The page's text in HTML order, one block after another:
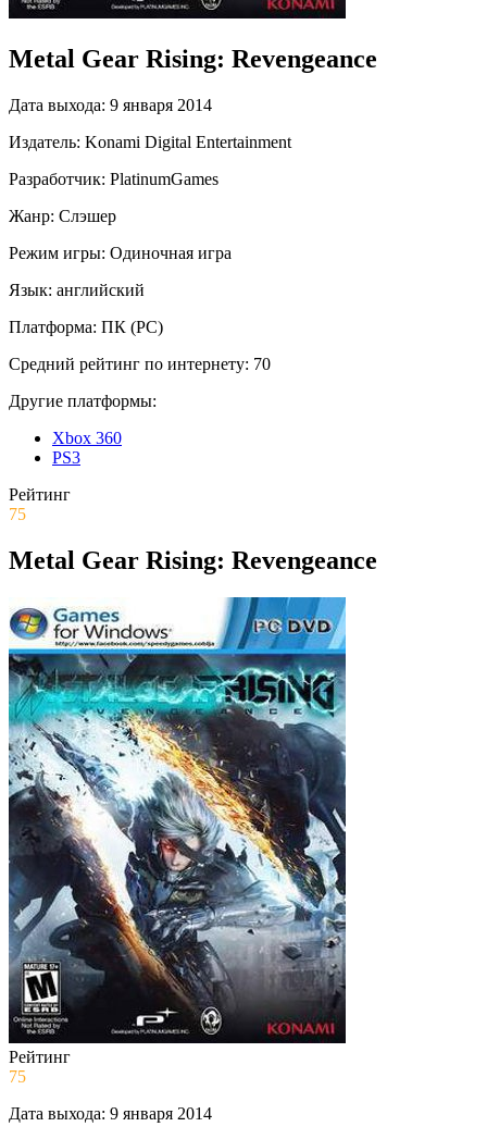
Metal Gear Rising: Revengeance
Дата выхода: 9 января 2014
Издатель: Konami Digital Entertainment
Разработчик: PlatinumGames
Жанр: Слэшер
Режим игры: Одиночная игра
Язык: английский
Платформа: ПК (PC)
Средний рейтинг по интернету: 70
Другие платформы:
Xbox 360
PS3
Рейтинг
75
Metal Gear Rising: Revengeance
Рейтинг
75
Дата выхода: 9 января 2014